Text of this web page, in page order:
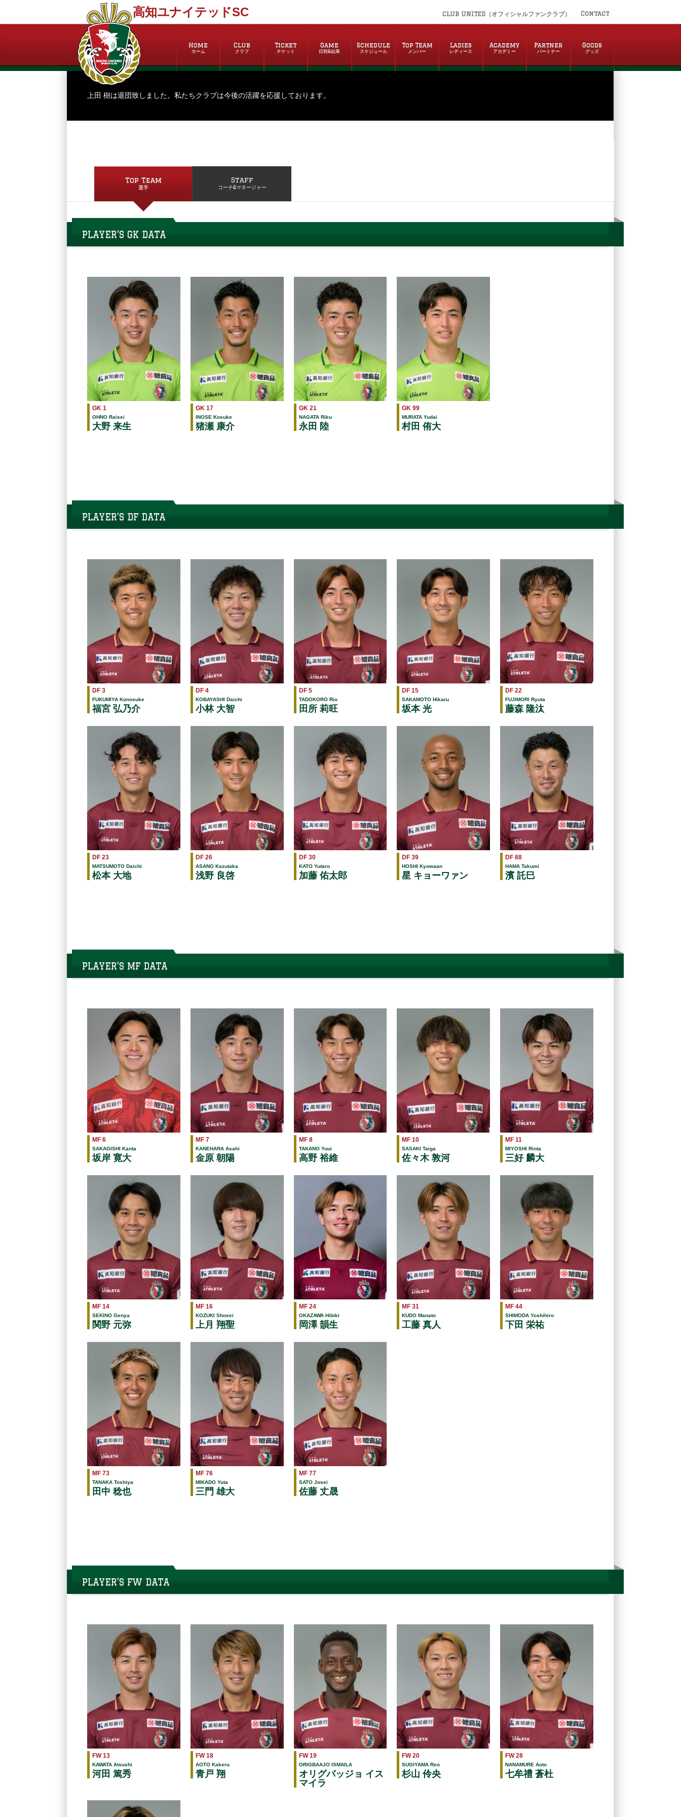
高知ユナイテッドSC CLUB UNITED（オフィシャルファンクラブ） Contact
Home
ホーム
Club
クラブ
Ticket
チケット
Game
日程&結果
Schedule
スケジュール
Top Team
メンバー
Ladies
レディース
Academy
アカデミー
Partner
パートナー
Goods
グッズ
上田 樹は退団致しました。私たちクラブは今後の活躍を応援しております。
Top Team
選手
Staff
コーチ&マネージャー
PLAYER'S GK DATA
GK 1
OHNO Raisei
大野 来生
GK 17
INOSE Kosuke
猪瀬 康介
GK 21
NAGATA Riku
永田 陸
GK 99
MURATA Yudai
村田 侑大
PLAYER'S DF DATA
DF 3
FUKUMIYA Konosuke
福宮 弘乃介
DF 4
KOBAYASHI Daichi
小林 大智
DF 5
TADOKORO Rio
田所 莉旺
DF 15
SAKAMOTO Hikaru
坂本 光
DF 22
FUJIMORI Ryuta
藤森 隆汰
DF 23
MATSUMOTO Daichi
松本 大地
DF 26
ASANO Kazutaka
浅野 良啓
DF 30
KATO Yutaro
加藤 佑太郎
DF 39
HOSHI Kyowaan
星 キョーワァン
DF 88
HAMA Takumi
濱 託巳
PLAYER'S MF DATA
MF 6
SAKAGISHI Kanta
坂岸 寛大
MF 7
KANEHARA Asahi
金原 朝陽
MF 8
TAKANO Yuui
高野 裕維
MF 10
SASAKI Taiga
佐々木 敦河
MF 11
MIYOSHI Rinta
三好 麟大
MF 14
SEKINO Genya
関野 元弥
MF 16
KOZUKI Shosei
上月 翔聖
MF 24
OKAZAWA Hibiki
岡澤 韻生
MF 31
KUDO Manato
工藤 真人
MF 44
SHIMODA Yoshihiro
下田 栄祐
MF 73
TANAKA Toshiya
田中 稔也
MF 76
MIKADO Yuta
三門 雄大
MF 77
SATO Josei
佐藤 丈晟
PLAYER'S FW DATA
FW 13
KAWATA Atsushi
河田 篤秀
FW 18
AOTO Kakeru
青戸 翔
FW 19
ORIGBAAJO ISMAILA
オリグバッジョ イス
マイラ
FW 20
SUGIYAMA Reo
杉山 伶央
FW 28
NANAMURE Aoto
七牟禮 蒼杜